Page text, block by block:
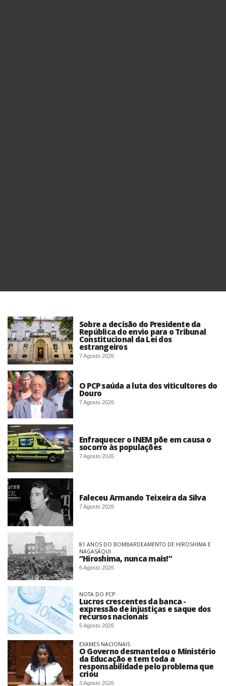
Sobre a decisão do Presidente da
República do envio para o Tribunal
Constitucional da Lei dos
estrangeiros
7 Agosto 2026
O PCP saúda a luta dos viticultores do
Douro
7 Agosto 2026
Enfraquecer o INEM põe em causa o
socorro às populações
7 Agosto 2026
Faleceu Armando Teixeira da Silva
7 Agosto 2026
81 ANOS DO BOMBARDEAMENTO DE HIROSHIMA E
NAGASÁQUI
“Hiroshima, nunca mais!”
6 Agosto 2026
NOTA DO PCP
Lucros crescentes da banca -
expressão de injustiças e saque dos
recursos nacionais
5 Agosto 2026
EXAMES NACIONAIS
O Governo desmantelou o Ministério
da Educação e tem toda a
responsabilidade pelo problema que
criou
3 Agosto 2026